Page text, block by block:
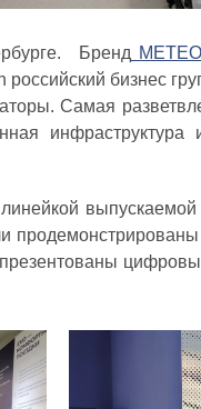
Бренд
бизнес
Самая
инфраструктура